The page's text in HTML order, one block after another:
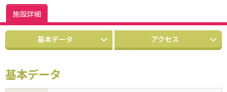
温泉
レジャー&
リラクゼーション
初めてご利用の方
施設詳細
基本データ アクセス
基本データ